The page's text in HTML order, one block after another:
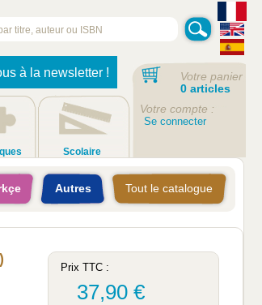
à la newsletter !
Scolaire
Votre panier
0 articles
Votre compte :
Se connecter
Autres Tout le catalogue
Prix TTC :
37,90 €